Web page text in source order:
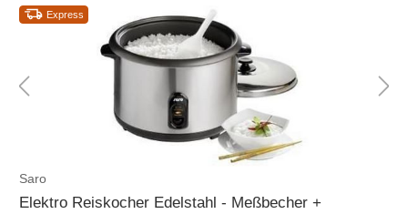
Express
Saro
Elektro Reiskocher Edelstahl - Meßbecher +